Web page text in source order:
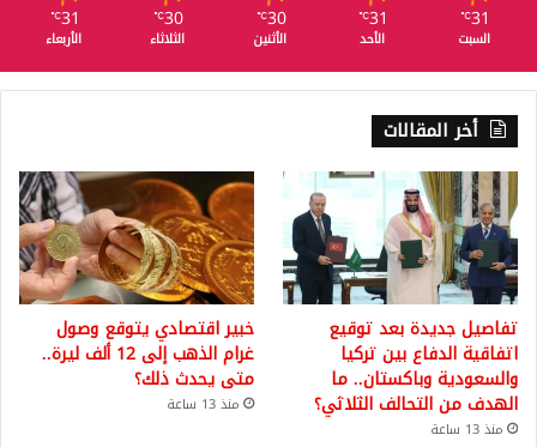
31
℃
السبت
31
℃
الأحد
30
℃
الأثنين
30
℃
الثلاثاء
31
℃
الأربعاء
أخر المقالات
تفاصيل جديدة بعد توقيع
اتفاقية الدفاع بين تركيا
والسعودية وباكستان.. ما
الهدف من التحالف الثلاثي؟
منذ 13 ساعة
خبير اقتصادي يتوقع وصول
غرام الذهب إلى 12 ألف ليرة..
متى يحدث ذلك؟
منذ 13 ساعة